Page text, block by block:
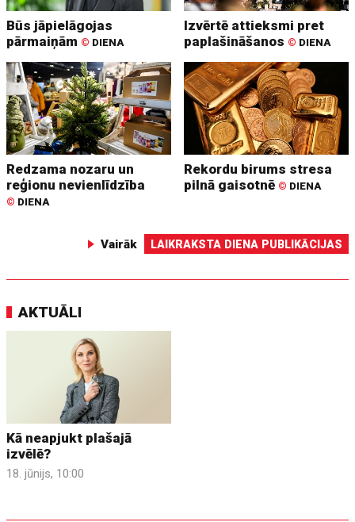
Būs jāpielāgojas
pārmaiņām © DIENA
Izvērtē attieksmi pret
paplašināšanos © DIENA
Redzama nozaru un
reģionu nevienlīdzība
© DIENA
Rekordu birums stresa
pilnā gaisotnē © DIENA
Vairāk LAIKRAKSTA DIENA PUBLIKĀCIJAS
AKTUĀLI
Kā neapjukt plašajā
izvēlē?
18. jūnijs, 10:00